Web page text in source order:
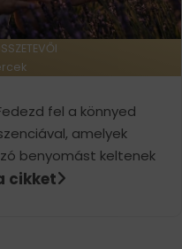
fel a könnyed
amelyek
benyomást keltenek
cikket